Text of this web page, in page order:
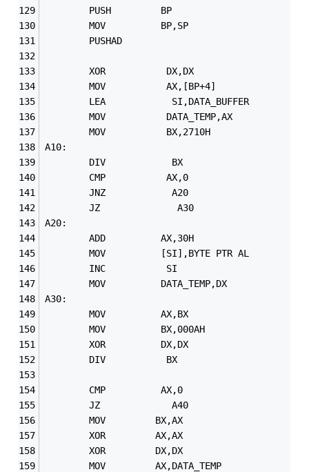
        PUSH         BP
        MOV          BP,SP
        PUSHAD
        XOR           DX,DX
        MOV           AX,[BP+4]
        LEA            SI,DATA_BUFFER
        MOV           DATA_TEMP,AX
        MOV           BX,2710H
A10:
        DIV            BX
        CMP           AX,0
        JNZ            A20
        JZ              A30
A20:
        ADD          AX,30H
        MOV          [SI],BYTE PTR AL
        INC           SI
        MOV          DATA_TEMP,DX
A30:
        MOV          AX,BX
        MOV          BX,000AH
        XOR          DX,DX
        DIV           BX
        CMP          AX,0
        JZ             A40
        MOV         BX,AX
        XOR         AX,AX
        XOR         DX,DX
        MOV         AX,DATA_TEMP